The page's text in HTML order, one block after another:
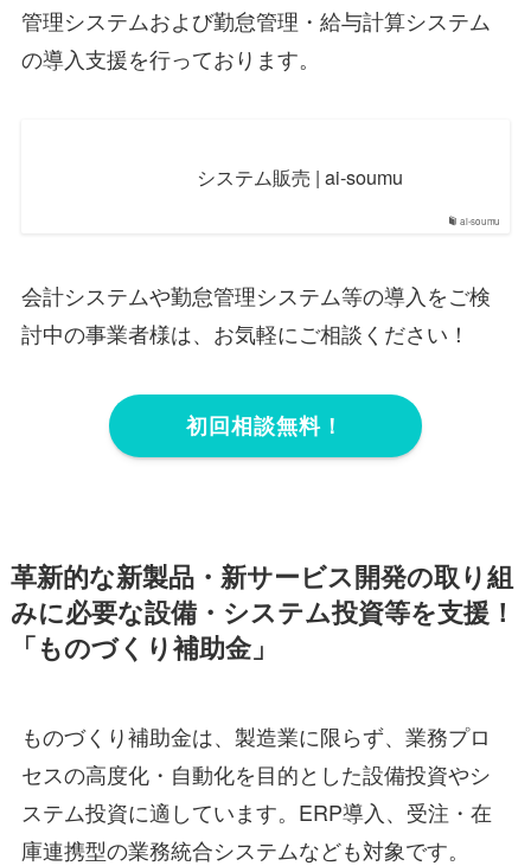
管理システムおよび勤怠管理・給与計算システム
の導入支援を行っております。
ai-soumu
システム販売 | ai-soumu
会計システムや勤怠管理システム等の導入をご検
討中の事業者様は、お気軽にご相談ください！
初回相談無料！
革新的な新製品・新サービス開発の取り組
みに必要な設備・システム投資等を支援！
「ものづくり補助金」
ものづくり補助金は、製造業に限らず、業務プロ
セスの高度化・自動化を目的とした設備投資やシ
ステム投資に適しています。ERP導入、受注・在
庫連携型の業務統合システムなども対象です。